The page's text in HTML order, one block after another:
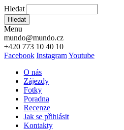
Hledat
Hledat
Menu
mundo@mundo.cz
+420 773 10 40 10
Facebook InstagramYoutube
O nás
Zájezdy
Fotky
Poradna
Recenze
Jak se přihlásit
Kontakty